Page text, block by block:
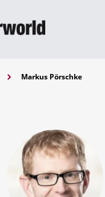
Markus Pörschke